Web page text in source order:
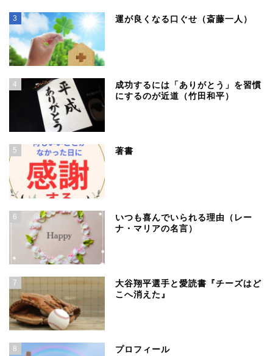
3 運が良くなる口ぐせ（斎藤一人）
4
成功するには「ありがとう」を習慣
にするのが近道（竹田和平）
5 著書
6
いつも喜んでいられる理由（レー
ナ・マリアの名言）
7
大谷翔平選手と愛読書『チーズはど
こへ消えた』
8 プロフィール